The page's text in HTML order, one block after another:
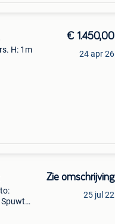
H: 1m
€ 1.450,00
24 apr 26
Zie omschrijving
25 jul 22